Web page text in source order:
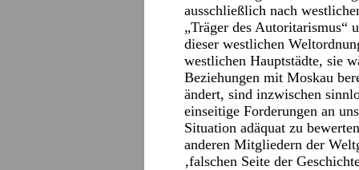
ausschließlich nach
„Träger des Autoritarismus“
dieser westlichen
westlichen Hauptstädte, sie
Beziehungen mit Moskau
ändert, sind inzwischen
einseitige Forderungen an
Situation adäquat zu
anderen Mitgliedern der
‚falschen Seite der